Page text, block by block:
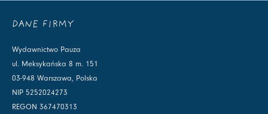
DANE FIRMY
Wydawnictwo Pauza
ul. Meksykańska 8 m. 151
03-948 Warszawa, Polska
NIP 5252024273
REGON 367470313